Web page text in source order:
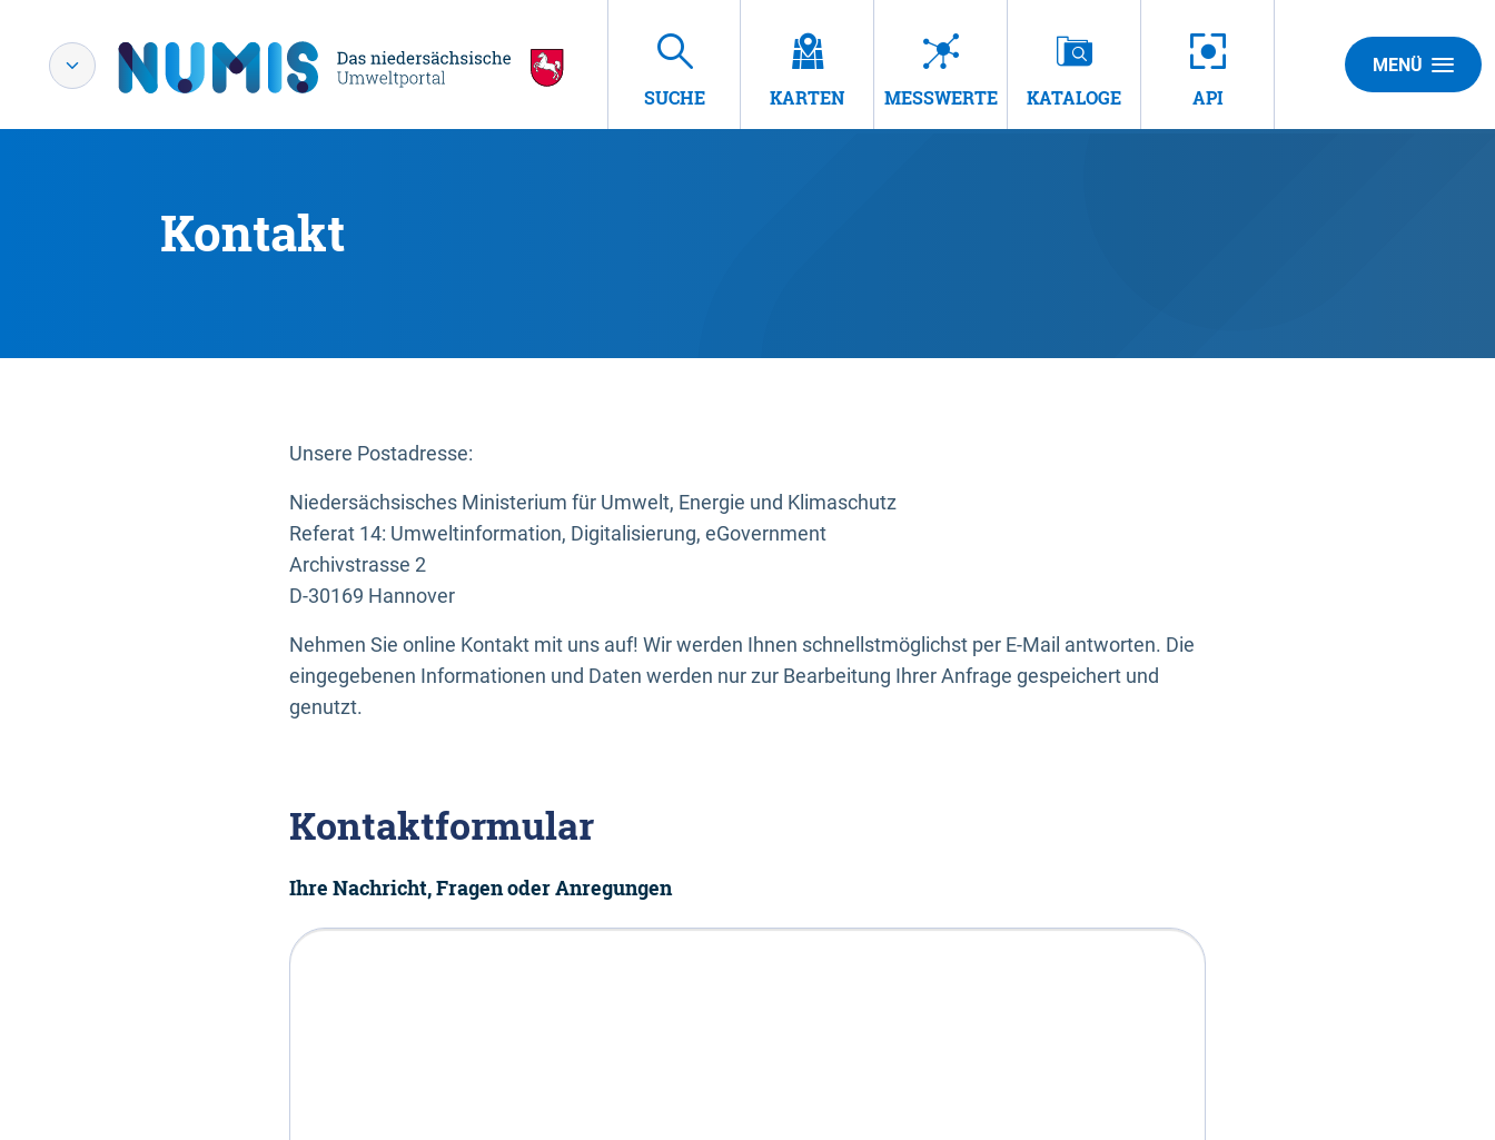
SUCHE KARTEN MESSWERTE KATALOGE API
MENÜ
Kontakt
Unsere Postadresse:
Niedersächsisches Ministerium für Umwelt, Energie und Klimaschutz
Referat 14: Umweltinformation, Digitalisierung, eGovernment
Archivstrasse 2
D-30169 Hannover
Nehmen Sie online Kontakt mit uns auf! Wir werden Ihnen schnellstmöglichst per E-Mail antworten. Die
eingegebenen Informationen und Daten werden nur zur Bearbeitung Ihrer Anfrage gespeichert und
genutzt.
Kontaktformular
Ihre Nachricht, Fragen oder Anregungen